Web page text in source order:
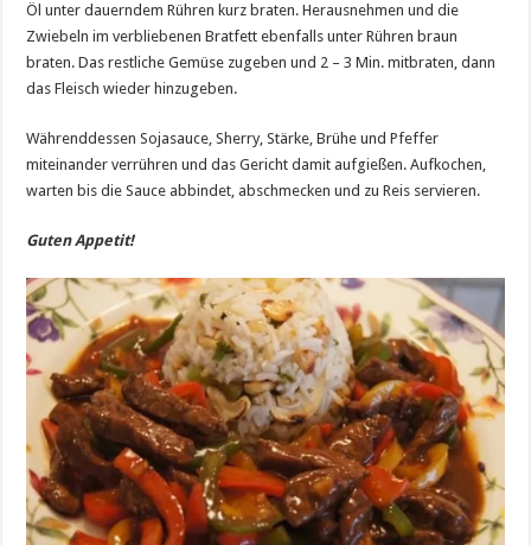
Öl unter dauerndem Rühren kurz braten. Herausnehmen und die
Zwiebeln im verbliebenen Bratfett ebenfalls unter Rühren braun
braten. Das restliche Gemüse zugeben und 2 – 3 Min. mitbraten, dann
das Fleisch wieder hinzugeben.
Währenddessen Sojasauce, Sherry, Stärke, Brühe und Pfeffer
miteinander verrühren und das Gericht damit aufgießen. Aufkochen,
warten bis die Sauce abbindet, abschmecken und zu Reis servieren.
Guten Appetit!